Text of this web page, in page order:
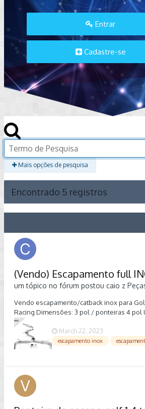
Entrar
Cadastre-se
Mais opções de pesquisa
Encontrado 5 registros
(Vendo) Escapamento full
um tópico no fórum postou caio z
Vendo escapamento/catback inox para
Racing Dimensões: 3 pol / ponteiras 4 pol
muito novo. Está na cidade de Americana-
modelo. Chamar pelo WhatsApp: (19)
March 22, 2023
escapamento inox